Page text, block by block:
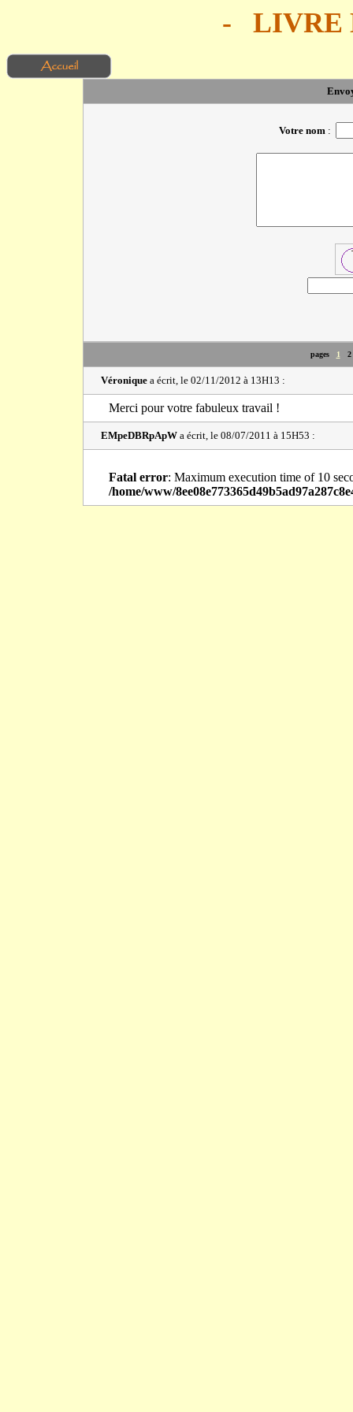
- LIVRE
Votre nom:
pages 1
Véroniquea écrit, le 02/11/2012 à 13H13 :
Merci pour votre fabuleux travail !
EMpeDBRpApWa écrit, le 08/07/2011 à 15H53 :
Fatal error: Maximum execution time of 10
/home/www/